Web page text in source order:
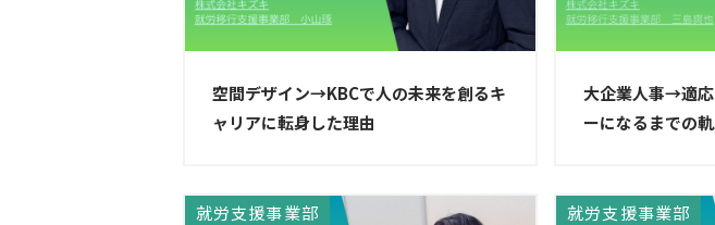
空間デザイン→KBCで人の未来を創るキ
ャリアに転身した理由
大企業人事→適
ーになるまでの
就労支援事業部 就労支援事業部